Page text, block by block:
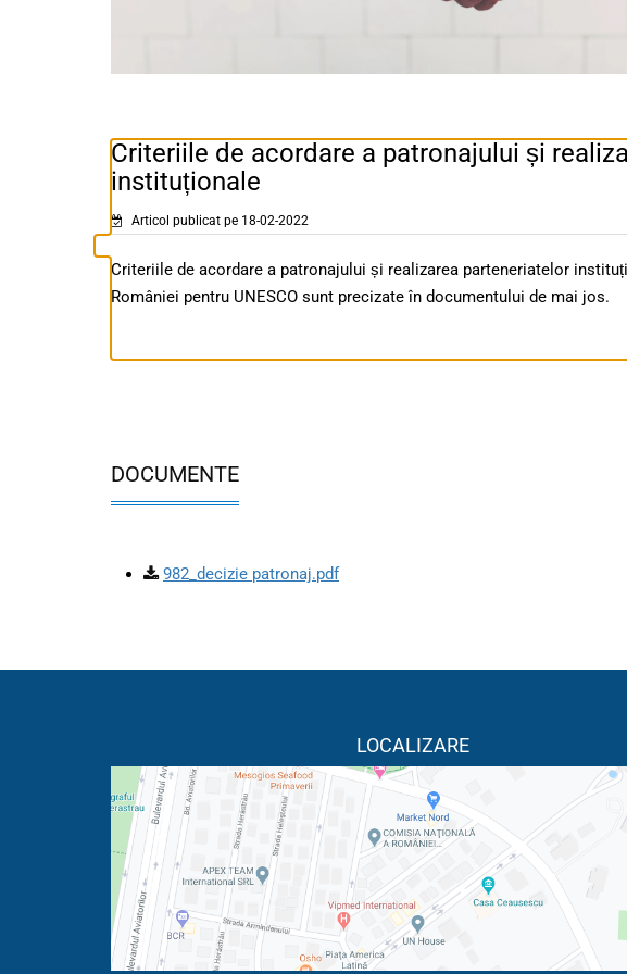
Criteriile de acordare a patronajului și
instituționale
Articol publicat pe 18-02-2022
Criteriile de acordare a patronajului și realizarea parteneriatelor
României pentru UNESCO sunt precizate în documentului de mai jos.
DOCUMENTE
982_decizie patronaj.pdf
LOCALIZARE